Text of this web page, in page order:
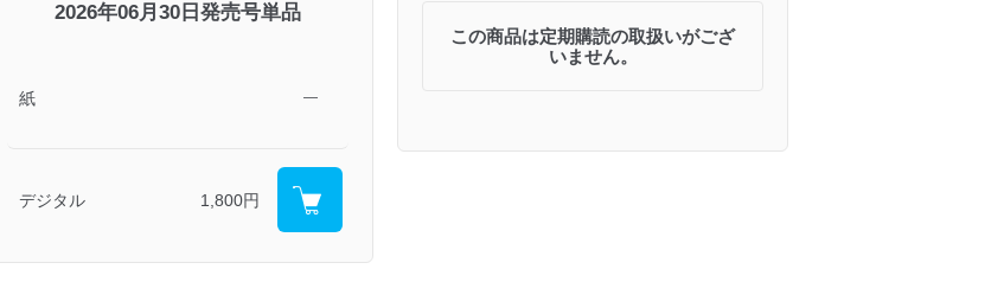
2026年06月30日発売号単品
紙 ―
デジタル 1,800円
この商品は定期購読の取扱いがござ
いません。